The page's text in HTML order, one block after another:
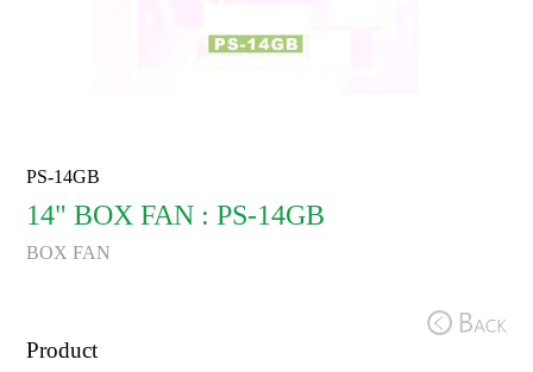
PS-14GB
14" BOX FAN : PS-14GB
BOX FAN
Product